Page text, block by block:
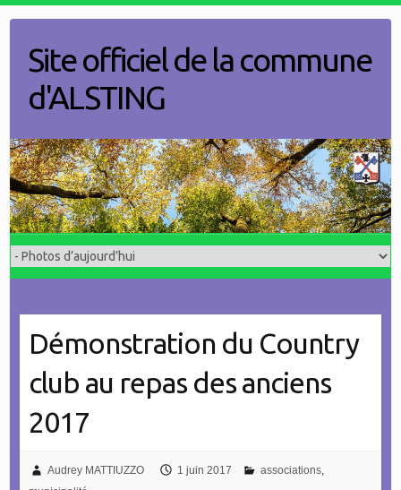
contentSite officiel de la commune
d'ALSTING
Démonstration du Country
club au repas des anciens
2017
Audrey MATTIUZZO 1 juin 2017 associations,